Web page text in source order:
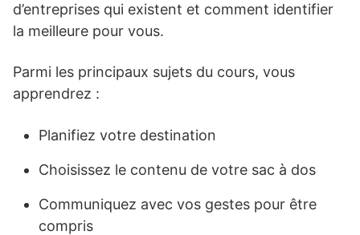
d’entreprises qui existent et comment identifier
la meilleure pour vous.
Parmi les principaux sujets du cours, vous
apprendrez :
Planifiez votre destination
Choisissez le contenu de votre sac à dos
Communiquez avec vos gestes pour être
compris